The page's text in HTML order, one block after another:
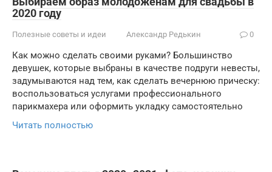
2020 году
Полезные советы и идеи Александр Редькин 0
Как можно сделать своими руками? Большинство
девушек, которые выбраны в качестве подруги невесты,
задумываются над тем, как сделать вечернюю прическу:
воспользоваться услугами профессионального
парикмахера или оформить укладку самостоятельно
Читать полностью